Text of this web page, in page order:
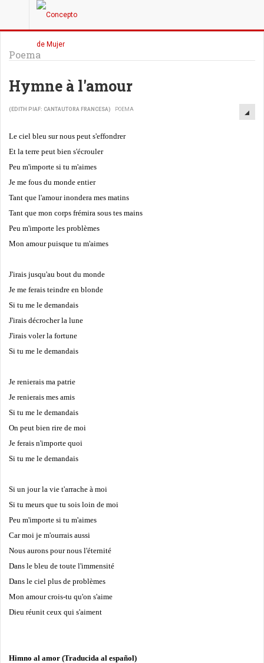
Poema
Hymne à l'amour
(EDITH PIAF: CANTAUTORA FRANCESA) POEMA
Le ciel bleu sur nous peut s'effondrer
Et la terre peut bien s'écrouler
Peu m'importe si tu m'aimes
Je me fous du monde entier
Tant que l'amour inondera mes matins
Tant que mon corps frémira sous tes mains
Peu m'importe les problèmes
Mon amour puisque tu m'aimes
J'irais jusqu'au bout du monde
Je me ferais teindre en blonde
Si tu me le demandais
J'irais décrocher la lune
J'irais voler la fortune
Si tu me le demandais
Je renierais ma patrie
Je renierais mes amis
Si tu me le demandais
On peut bien rire de moi
Je ferais n'importe quoi
Si tu me le demandais
Si un jour la vie t'arrache à moi
Si tu meurs que tu sois loin de moi
Peu m'importe si tu m'aimes
Car moi je m'ourrais aussi
Nous aurons pour nous l'éternité
Dans le bleu de toute l'immensité
Dans le ciel plus de problèmes
Mon amour crois-tu qu'on s'aime
Dieu réunit ceux qui s'aiment
Himno al amor (Traducida al español)